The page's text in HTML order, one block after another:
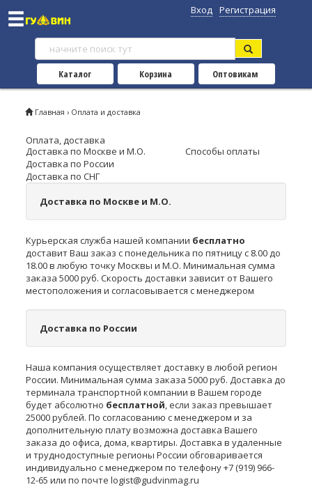
Вход Регистрация
Каталог Корзина Оптовикам
Главная › Оплата и доставка
Оплата, доставка
Доставка по Москве и М.О.
Доставка по России
Доставка по СНГ
Способы оплаты
Доставка по Москве и М.О.
Курьерская служба нашей компании бесплатно
доставит Ваш заказ с понедельника по пятницу с 8.00 до
18.00 в любую точку Москвы и М.О. Минимальная сумма
заказа5000руб. Скорость доставки зависит от Вашего
местоположения и согласовывается с менеджером
Доставка по России
Наша компания осуществляет доставку в любой регион
России. Минимальная сумма заказа5000руб. Доставка до
терминала транспортной компании в Вашем городе
будет абсолютно бесплатной, если заказ превышает
25000 рублей. По согласованию с менеджером и за
дополнительную плату возможна доставка Вашего
заказа до офиса, дома, квартиры. Доставка в удаленные
и труднодоступные регионы России обговаривается
индивидуально с менеджером по телефону +7 (919) 966-
12-65 или по почте logist@gudvinmag.ru